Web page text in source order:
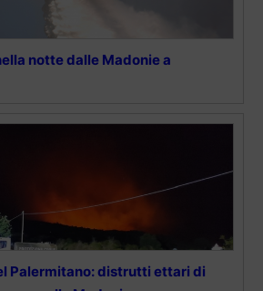
notte dalle Madonie a
Palermitano: distrutti ettari di